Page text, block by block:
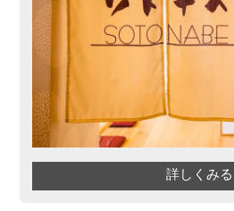
詳しくみる